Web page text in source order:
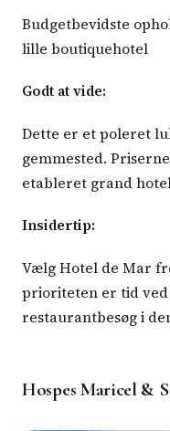
Budgetbevidste
lille boutiquehotel
Godt at vide:
Dette er et poleret
gemmested.
etableret grand
Insidertip:
Vælg Hotel de Mar
prioriteten er tid
restaurantbesøg i
Hospes Maricel &